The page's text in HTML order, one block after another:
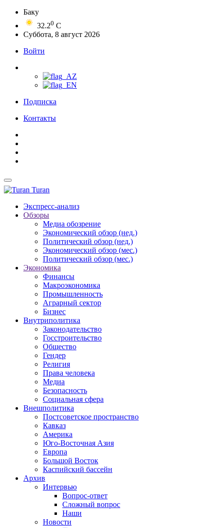
Баку
32.20 C
Суббота, 8 август 2026
Войти
Подписка
Контакты
Turan
Экспресс-анализ
Обзоры
Медиа обозрение
Экономический обзор (нед.)
Политический обзор (нед.)
Экономический обзор (мес.)
Политический обзор (мес.)
Экономика
Финансы
Макроэкономика
Промышленность
Аграрный сектор
Бизнес
Внутриполитика
Законодательство
Госстроительство
Общество
Гендер
Религия
Права человека
Медиа
Безопасность
Социальная сфера
Внешполитика
Постсоветское пространство
Кавказ
Америка
Юго-Восточная Азия
Европа
Большой Восток
Каспийский бассейн
Архив
Интервью
Вопрос-ответ
Сложный вопрос
Наши
Новости